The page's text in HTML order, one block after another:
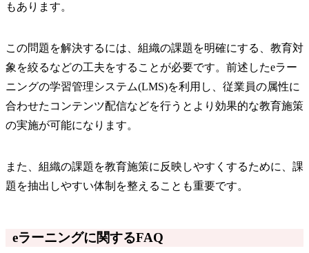
もあります。
この問題を解決するには、組織の課題を明確にする、教育対
象を絞るなどの工夫をすることが必要です。前述したeラー
ニングの学習管理システム(LMS)を利用し、従業員の属性に
合わせたコンテンツ配信などを行うとより効果的な教育施策
の実施が可能になります。
また、組織の課題を教育施策に反映しやすくするために、課
題を抽出しやすい体制を整えることも重要です。
eラーニングに関するFAQ